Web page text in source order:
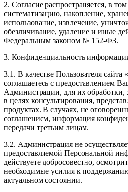
2. Согласие распространяется, в
систематизацию, накопление,
использование, извлечение,
обезличивание, удаление и иные
Федеральным законом № 152-ФЗ.
3. Конфиденциальность
3.1. В качестве Пользователя
соглашаетесь с предоставлением
Администрации, для их обработки,
в целях консультирования,
продуктах. В случаях, не
соглашением, информация
передачи третьим лицам.
3.2. Администрация не
предоставляемой Персональной
действуете добросовестно,
необходимые усилия к
актуальном состоянии.